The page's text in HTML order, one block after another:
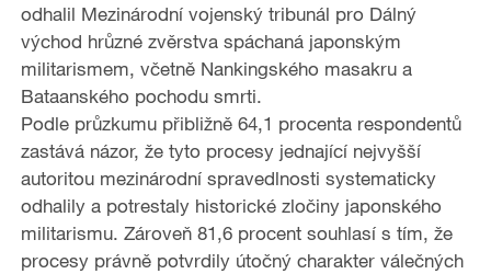
odhalil Mezinárodní vojenský tribunál pro Dálný
východ hrůzné zvěrstva spáchaná japonským
militarismem, včetně Nankingského masakru a
Bataanského pochodu smrti.
Podle průzkumu přibližně 64,1 procenta respondentů
zastává názor, že tyto procesy jednající nejvyšší
autoritou mezinárodní spravedlnosti systematicky
odhalily a potrestaly historické zločiny japonského
militarismu. Zároveň 81,6 procent souhlasí s tím, že
procesy právně potvrdily útočný charakter válečných